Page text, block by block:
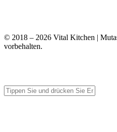
© 2018 – 2026 Vital Kitchen |
vorbehalten.